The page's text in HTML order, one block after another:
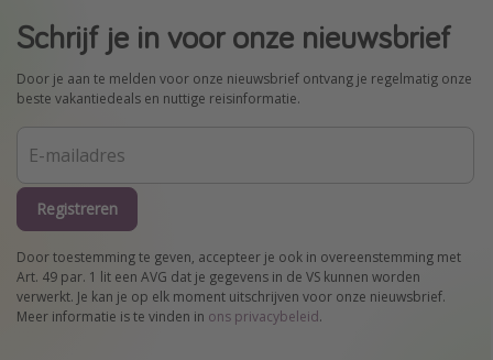
Schrijf je in voor onze nieuwsbrief
Door je aan te melden voor onze nieuwsbrief ontvang je regelmatig onze
beste vakantiedeals en nuttige reisinformatie.
Registreren
Door toestemming te geven, accepteer je ook in overeenstemming met
Art. 49 par. 1 lit een AVG dat je gegevens in de VS kunnen worden
verwerkt. Je kan je op elk moment uitschrijven voor onze nieuwsbrief.
Meer informatie is te vinden in ons privacybeleid.